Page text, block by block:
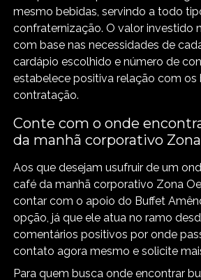
mesmo bebidas, servindo a todo
confraternização. O valor investido
com base nas necessidades de
cardápio escolhido e número de
estabelece positiva relação com os
contratação.
Conte com o onde
da manhã corporativo
Aos que desejam usufruir de um
café da manhã corporativo Zona
contar com o apoio do Buffet
opção, já que ele atua no ramo
comentários positivos por onde
contato agora mesmo e solicite
Para quem busca onde encontrar